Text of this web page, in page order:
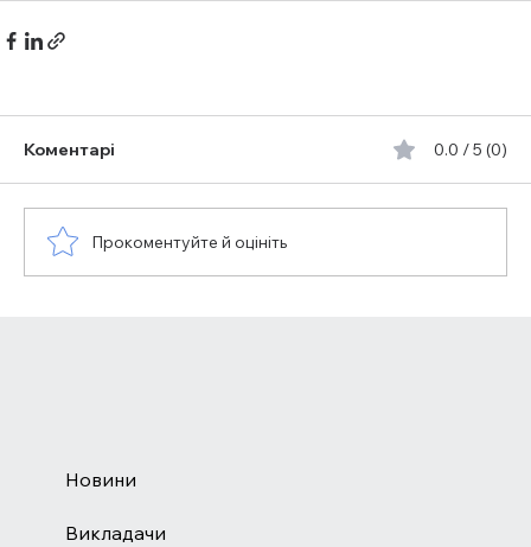
Коментарі 0.0 / 5 (0)
Прокоментуйте й оцініть
Новини
Викладачи